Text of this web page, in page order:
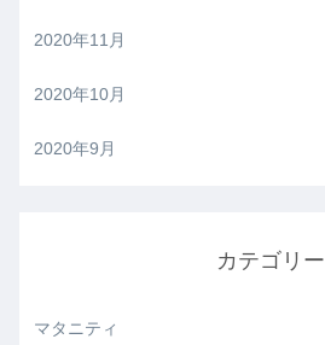
2020年11月
2020年10月
2020年9月
カテゴリー
マタニティ